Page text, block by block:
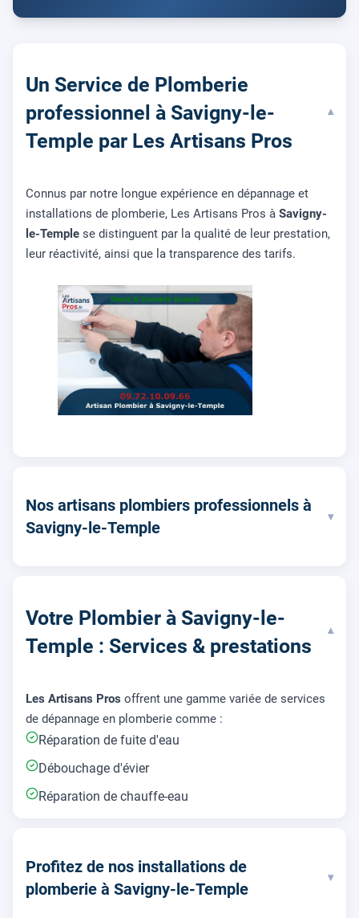
Un Service de Plomberie
professionnel à Savigny-le-
Temple par Les Artisans Pros
▾
Connus par notre longue expérience en dépannage et
installations de plomberie, Les Artisans Pros à Savigny-
le-Temple se distinguent par la qualité de leur prestation,
leur réactivité, ainsi que la transparence des tarifs.
Nos artisans plombiers professionnels à
Savigny-le-Temple
▾
Votre Plombier à Savigny-le-
Temple : Services & prestations
▾
Les Artisans Pros offrent une gamme variée de services
de dépannage en plomberie comme :
Réparation de fuite d'eau
Débouchage d'évier
Réparation de chauffe-eau
Profitez de nos installations de
plomberie à Savigny-le-Temple
▾